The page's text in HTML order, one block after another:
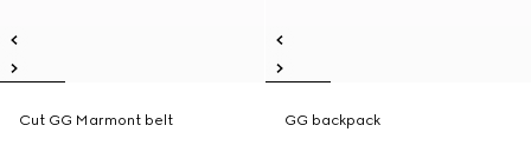
Cut GG Marmont belt GG backpack